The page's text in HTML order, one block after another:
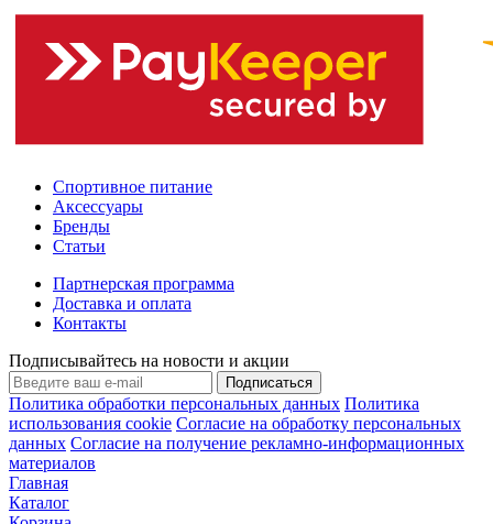
Спортивное питание
Аксессуары
Бренды
Статьи
Партнерская программа
Доставка и оплата
Контакты
Подписывайтесь на новости и акции
Подписаться
Политика обработки персональных данных Политика
использования cookie Согласие на обработку персональных
данных Согласие на получение рекламно-информационных
материалов
Главная
Каталог